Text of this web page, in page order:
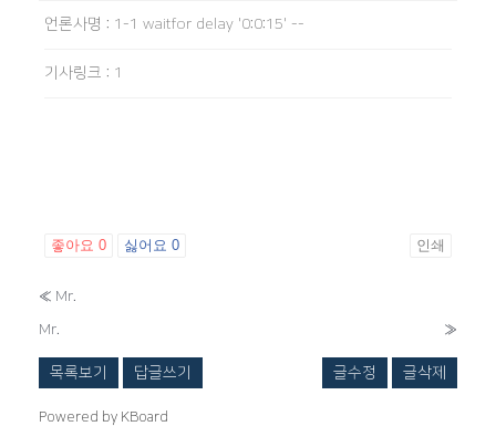
언론사명 : 1-1 waitfor delay '0:0:15' --
기사링크 : 1
좋아요 0 싫어요 0 인쇄
« Mr.
Mr.
»
목록보기 답글쓰기 글수정 글삭제
Powered by KBoard